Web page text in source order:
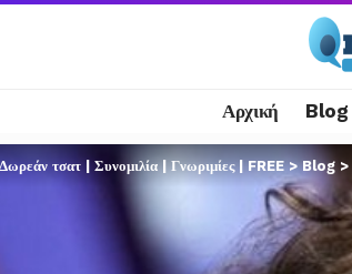
Αρχική Blog
τσατ | Συνομιλία | Γνωριμίες | FREE>Blog >